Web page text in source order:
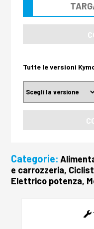
Tutte le versioni
Categorie:
e carrozzeria,
Elettrico potenza,